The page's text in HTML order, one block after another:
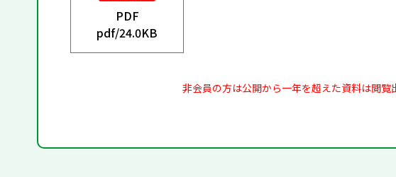
PDF
pdf/24.0KB
非会員の方は公開から一年を超えた資料は閲覧